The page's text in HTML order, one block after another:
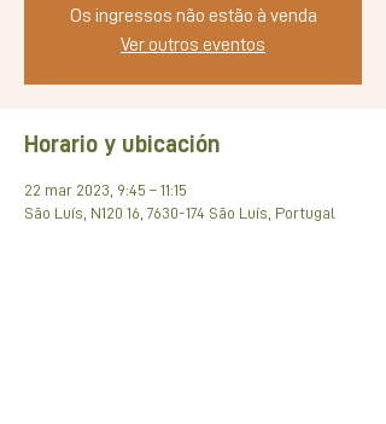
Os ingressos não estão à venda
Ver outros eventos
Horario y ubicación
22 mar 2023, 9:45 – 11:15
São Luís, N120 16, 7630-174 São Luís, Portugal